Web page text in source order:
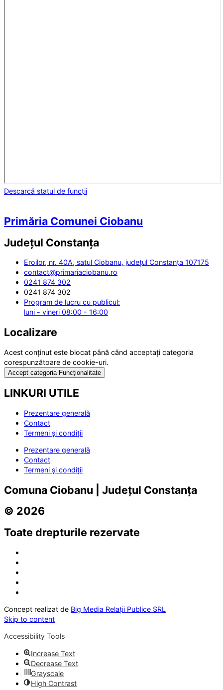
Descarcă statul de funcții
Primăria Comunei Ciobanu
Județul Constanța
Eroilor, nr. 40A, satul Ciobanu, județul Constanța 107175
contact@primariaciobanu.ro
0241 874 302
0241 874 302
Program de lucru cu publicul:
luni - vineri 08:00 - 16:00
Localizare
Acest conținut este blocat până când acceptați categoria
corespunzătoare de cookie-uri.
Accept categoria Funcționalitate
LINKURI UTILE
Prezentare generală
Contact
Termeni și condiții
Prezentare generală
Contact
Termeni și condiții
Comuna Ciobanu | Județul Constanța
© 2026
Toate drepturile rezervate
Concept realizat de Big Media Relații Publice SRL
Skip to content
Accessibility Tools
Increase Text
Decrease Text
Grayscale
High Contrast